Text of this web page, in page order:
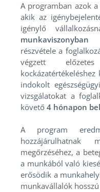
A programban azok
akik az
igénylő
munkaviszonyban
részvétele a
végzett
indokolt
vizsgálatokat a
követő 4 hónapon
A program
hozzájárulhatnak
megőrzéséhez, a
a munkából való
erősödik a
munkavállalók